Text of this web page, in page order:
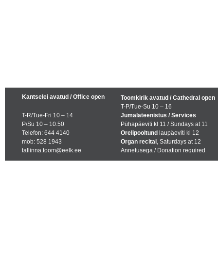
Kantselei avatud / Office open
T-R/Tue-Fri 10 – 14
P/Su 10 – 10.50
Telefon: 644 4140
mob: 528 1943
tallinna.toom@eelk.ee
Toomkirik avatud / Cathedral open
T-P/Tue-Su 10 – 16
Jumalateenistus / Services
Pühapäeviti kl 11 / Sundays at 11
Orelipooltund laupäeviti kl 12
Organ recital , Saturdays at 12
Annetusega / Donation required